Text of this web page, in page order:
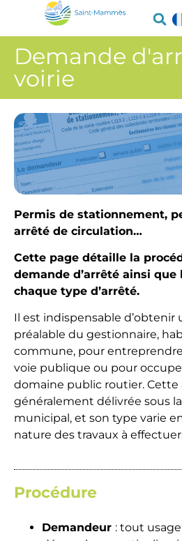
Demande
voirie
Permis de stationnement,
arrêté de circulation…
Cette page détaille la
demande d’arrêté ainsi
chaque type d’arrêté.
Il est indispensable d’obtenir
préalable du gestionnaire,
commune, pour
voie publique ou pour
domaine public routier. Cette
généralement délivrée sous
municipal, et son type varie
nature des travaux à
Procédure
Demandeur : tout